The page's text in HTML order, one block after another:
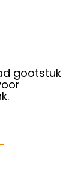
gootstuk